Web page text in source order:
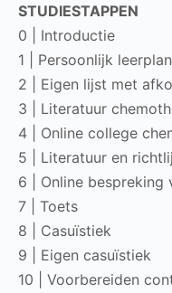
STUDIESTAPPEN
0 | Introductie
1 | Persoonlijk leerplan
2 | Eigen lijst met
3 | Literatuur
4 | Online college
5 | Literatuur en
6 | Online bespreking
7 | Toets
8 | Casuïstiek
9 | Eigen casuïstiek
10 | Voorbereiden